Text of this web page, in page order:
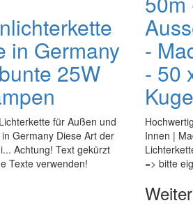
in Germany
25W
für Außen und
Germany Diese Art der
Achtung! Text gekürzt
Texte verwenden!
-
- 50
Innen |
=> bitte